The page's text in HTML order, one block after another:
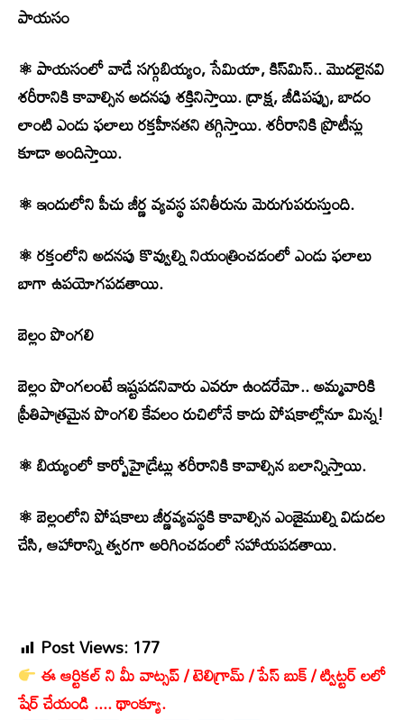
పాయసం
⚛ పాయసంలో వాడే సగ్గుబియ్యం, సేమియా, కిస్‌మిస్.. మొదలైనవి
శరీరానికి కావాల్సిన అదనపు శక్తినిస్తాయి. ద్రాక్ష, జీడిపప్పు, బాదం
లాంటి ఎండు ఫలాలు రక్తహీనతని తగ్గిస్తాయి. శరీరానికి ప్రొటీన్లు
కూడా అందిస్తాయి.
⚛ ఇందులోని పీచు జీర్ణ వ్యవస్థ పనితీరును మెరుగుపరుస్తుంది.
⚛ రక్తంలోని అదనపు కొవ్వుల్ని నియంత్రించడంలో ఎండు ఫలాలు
బాగా ఉపయోగపడతాయి.
బెల్లం పొంగలి
బెల్లం పొంగలంటే ఇష్టపడనివారు ఎవరూ ఉండరేమో.. అమ్మవారికి
ప్రీతిపాత్రమైన పొంగలి కేవలం రుచిలోనే కాదు పోషకాల్లోనూ మిన్న!
⚛ బియ్యంలో కార్బోహైడ్రేట్లు శరీరానికి కావాల్సిన బలాన్నిస్తాయి.
⚛ బెల్లంలోని పోషకాలు జీర్ణవ్యవస్థకి కావాల్సిన ఎంజైముల్ని విడుదల
చేసి, ఆహారాన్ని త్వరగా అరిగించడంలో సహాయపడతాయి.
Post Views:177
ఈ ఆర్టికల్ ని మీ వాట్సప్ / టెలిగ్రామ్ / పేస్ బుక్ / ట్విట్టర్ లలో
షేర్ చేయండి .... థాంక్యూ.